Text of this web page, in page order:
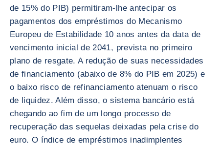
de 15% do PIB) permitiram-lhe antecipar os
pagamentos dos empréstimos do Mecanismo
Europeu de Estabilidade 10 anos antes da data de
vencimento inicial de 2041, prevista no primeiro
plano de resgate. A redução de suas necessidades
de financiamento (abaixo de 8% do PIB em 2025) e
o baixo risco de refinanciamento atenuam o risco
de liquidez. Além disso, o sistema bancário está
chegando ao fim de um longo processo de
recuperação das sequelas deixadas pela crise do
euro. O índice de empréstimos inadimplentes